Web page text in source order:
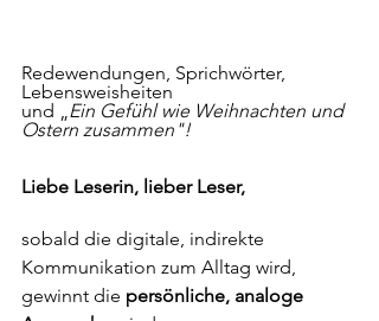
Redewendungen, Sprichwörter,
Lebensweisheiten
und „Ein Gefühl wie Weihnachten und
Ostern zusammen"!
Liebe Leserin, lieber Leser,
sobald die digitale, indirekte
Kommunikation zum Alltag wird,
gewinnt die persönliche, analoge